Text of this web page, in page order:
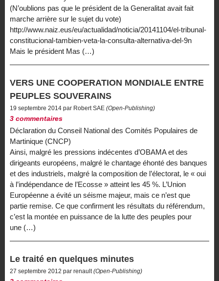
(N’oublions pas que le président de la Generalitat avait fait
marche arrière sur le sujet du vote)
http://www.naiz.eus/eu/actualidad/noticia/20141104/el-tribunal-
constitucional-tambien-veta-la-consulta-alternativa-del-9n
Mais le président Mas (…)
VERS UNE COOPERATION MONDIALE ENTRE
PEUPLES SOUVERAINS
19 septembre 2014 par Robert SAE (Open-Publishing)
3 commentaires
Déclaration du Conseil National des Comités Populaires de
Martinique (CNCP)
Ainsi, malgré les pressions indécentes d’OBAMA et des
dirigeants européens, malgré le chantage éhonté des banques
et des industriels, malgré la composition de l’électorat, le « oui
à l’indépendance de l’Ecosse » atteint les 45 %. L’Union
Européenne a évité un séisme majeur, mais ce n’est que
partie remise. Ce que confirment les résultats du référendum,
c’est la montée en puissance de la lutte des peuples pour
une (…)
Le traité en quelques minutes
27 septembre 2012 par renault(Open-Publishing)